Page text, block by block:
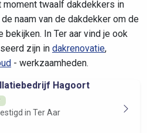
moment twaalf dakdekkers in
naam van de dakdekker om de
In Ter aar vind je ook
zijn in dakrenovatie,
- werkzaamheden.
Hagoort
in Ter Aar